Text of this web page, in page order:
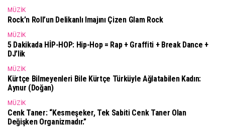
MÜZIK
Rock’n Roll’un Delikanlı Imajını Çizen Glam Rock
MÜZIK
5 Dakikada HİP-HOP: Hip-Hop = Rap + Graffiti + Break Dance +
DJ’lik
MÜZIK
Kürtçe Bilmeyenleri Bile Kürtçe Türküyle Ağlatabilen Kadın:
Aynur (Doğan)
MÜZIK
Cenk Taner: “Kesmeşeker, Tek Sabiti Cenk Taner Olan
Değişken Organizmadır.”